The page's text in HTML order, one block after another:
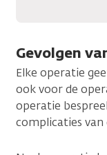
Gevolgen
Elke operatie
ook voor de
operatie
complicaties